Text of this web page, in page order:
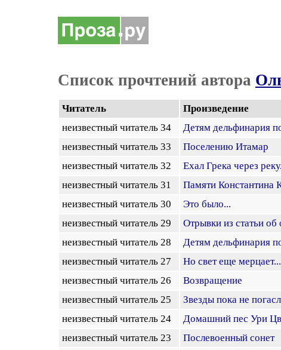
Список прочтений автора
Читатель Произведение
неизвестный читатель 34
Детям дельфинария
неизвестный читатель 33
Поселению Итамар
неизвестный читатель 32
Ехал Грека через
неизвестный читатель 31
Памяти Константина
неизвестный читатель 30
Это было...
неизвестный читатель 29
Отрывки из статьи об
неизвестный читатель 28
Детям дельфинария
неизвестный читатель 27
Но свет еще мерцает...
неизвестный читатель 26
Возвращение
неизвестный читатель 25
Звезды пока не
неизвестный читатель 24
Домашний пес Ури
неизвестный читатель 23
Послевоенный сонет